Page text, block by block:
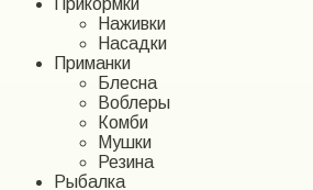
Прикормки
Наживки
Насадки
Приманки
Блесна
Воблеры
Комби
Мушки
Резина
Рыбалка